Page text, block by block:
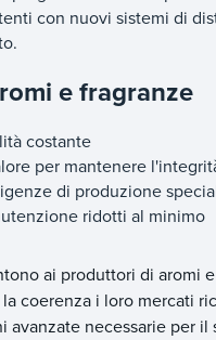
con nuovi sistemi di
e fragranze
costante
per mantenere
di produzione
ridotti al minimo
ai produttori di aromi
coerenza i loro mercati
necessarie per